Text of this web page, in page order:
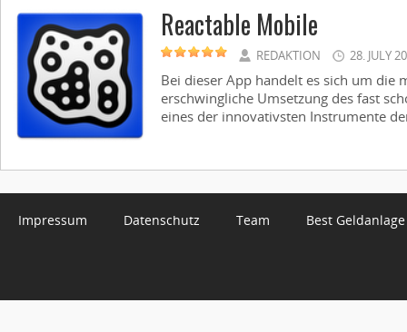
Reactable Mobile
REDAKTION 28. JULY
Bei dieser App handelt es sich um die
erschwingliche Umsetzung des fast
eines der innovativsten Instrumente
Impressum Datenschutz Team Best Geldanlage